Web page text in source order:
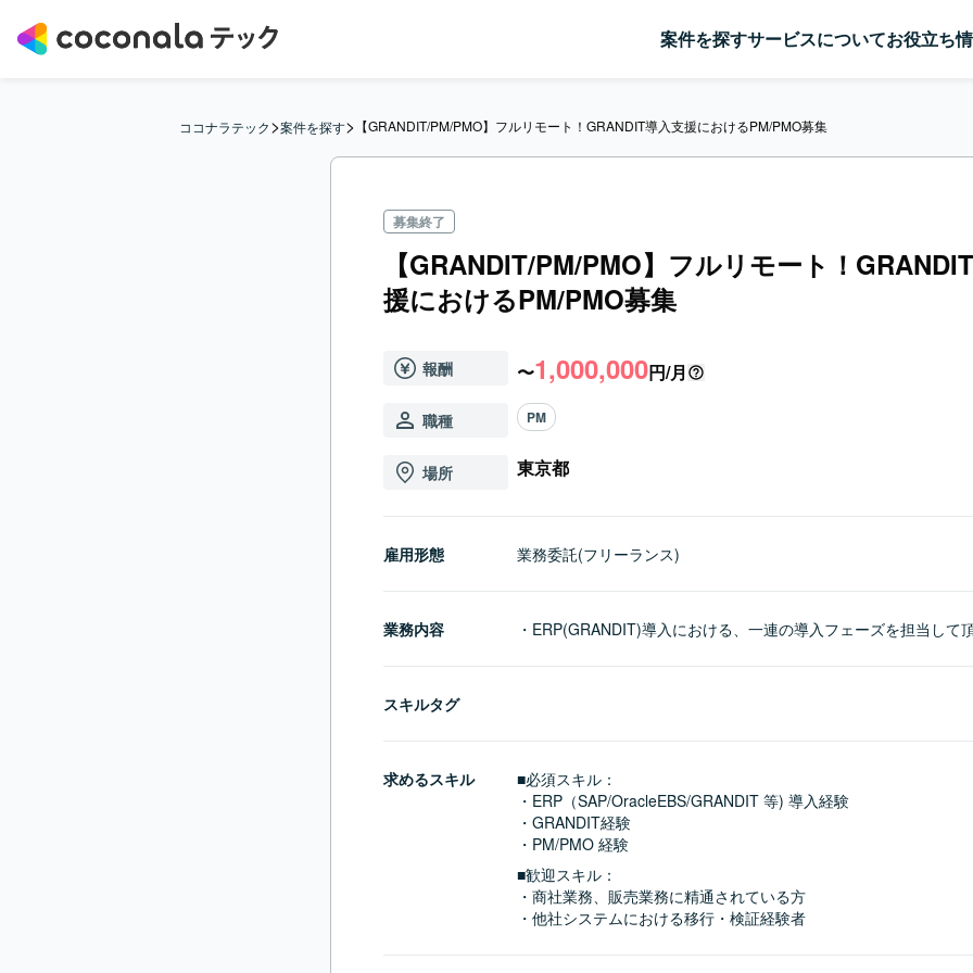
案件を探すサービスについてお役立ち
ココナラテック>案件を探す> 【GRANDIT/PM/PMO】フルリモート！GRANDIT導入支援におけるPM/PMO募集
募集終了
【GRANDIT/PM/PMO】フルリモート！
援におけるPM/PMO募集
報酬 〜1,000,000円/月
職種 PM
場所 東京都
雇用形態 業務委託(フリーランス)
業務内容 ・ERP(GRANDIT)導入における、一連の導入フェーズを担当して
スキルタグ
求めるスキル
■必須スキル：
・ERP（SAP/OracleEBS/GRANDIT 等) 導入経験
・GRANDIT経験
・PM/PMO 経験
■歓迎スキル：
・商社業務、販売業務に精通されている方
・他社システムにおける移行・検証経験者